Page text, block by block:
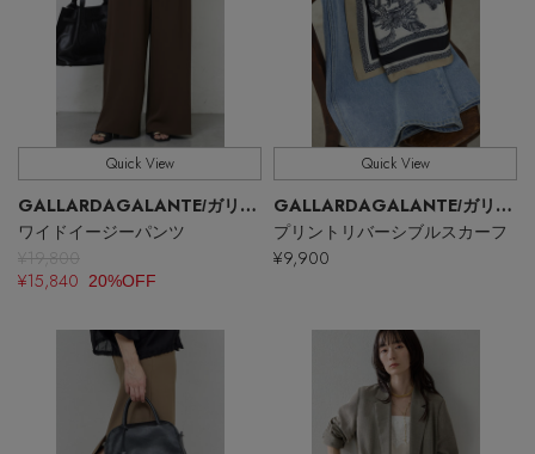
【エディターズ・エッセンシャル】
ベーシックとトレンドが交差する16の名品
Stay in the Loop
ELLE SHOP 公式アプリ
Quick View
GALLARDAGALANTE/ガリャルダガランテ
ワイドイージーパンツ
¥19,800
¥15,840
20%OFF
Quick View
GALLARDAGALANTE/ガリャルダガランテ
プリントリバーシブルスカーフ
¥9,900